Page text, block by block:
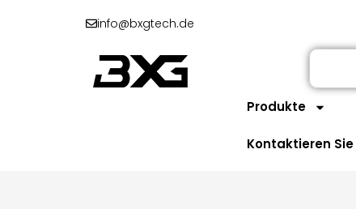
info@bxgtech.de
Produkte
Kontaktieren Sie